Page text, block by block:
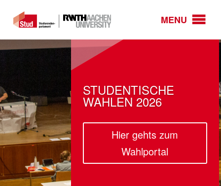
MENU
STUDENTISCHE
WAHLEN 2026
Hier gehts zum
Wahlportal